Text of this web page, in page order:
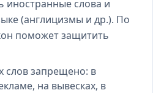
иностранные слова и
(англицизмы и др.). По
поможет защитить
слов запрещено: в
на вывесках, в